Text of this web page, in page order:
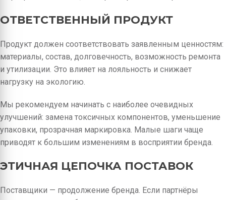
ОТВЕТСТВЕННЫЙ ПРОДУКТ
Продукт должен соответствовать заявленным ценностям:
материалы, состав, долговечность, возможность ремонта
и утилизации. Это влияет на лояльность и снижает
нагрузку на экологию.
Мы рекомендуем начинать с наиболее очевидных
улучшений: замена токсичных компонентов, уменьшение
упаковки, прозрачная маркировка. Малые шаги чаще
приводят к большим изменениям в восприятии бренда.
ЭТИЧНАЯ ЦЕПОЧКА ПОСТАВОК
Поставщики — продолжение бренда. Если партнёры